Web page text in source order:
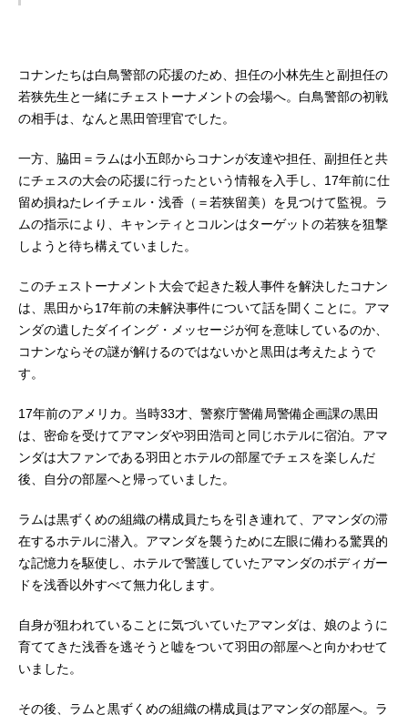
コナンたちは白鳥警部の応援のため、担任の小林先生と副担任の
若狭先生と一緒にチェストーナメントの会場へ。白鳥警部の初戦
の相手は、なんと黒田管理官でした。
一方、脇田＝ラムは小五郎からコナンが友達や担任、副担任と共
にチェスの大会の応援に行ったという情報を入手し、17年前に仕
留め損ねたレイチェル・浅香（＝若狭留美）を見つけて監視。ラ
ムの指示により、キャンティとコルンはターゲットの若狭を狙撃
しようと待ち構えていました。
このチェストーナメント大会で起きた殺人事件を解決したコナン
は、黒田から17年前の未解決事件について話を聞くことに。アマ
ンダの遺したダイイング・メッセージが何を意味しているのか、
コナンならその謎が解けるのではないかと黒田は考えたようで
す。
17年前のアメリカ。当時33才、警察庁警備局警備企画課の黒田
は、密命を受けてアマンダや羽田浩司と同じホテルに宿泊。アマ
ンダは大ファンである羽田とホテルの部屋でチェスを楽しんだ
後、自分の部屋へと帰っていました。
ラムは黒ずくめの組織の構成員たちを引き連れて、アマンダの滞
在するホテルに潜入。アマンダを襲うために左眼に備わる驚異的
な記憶力を駆使し、ホテルで警護していたアマンダのボディガー
ドを浅香以外すべて無力化します。
自身が狙われていることに気づいていたアマンダは、娘のように
育ててきた浅香を逃そうと嘘をついて羽田の部屋へと向かわせて
いました。
その後、ラムと黒ずくめの組織の構成員はアマンダの部屋へ。ラ